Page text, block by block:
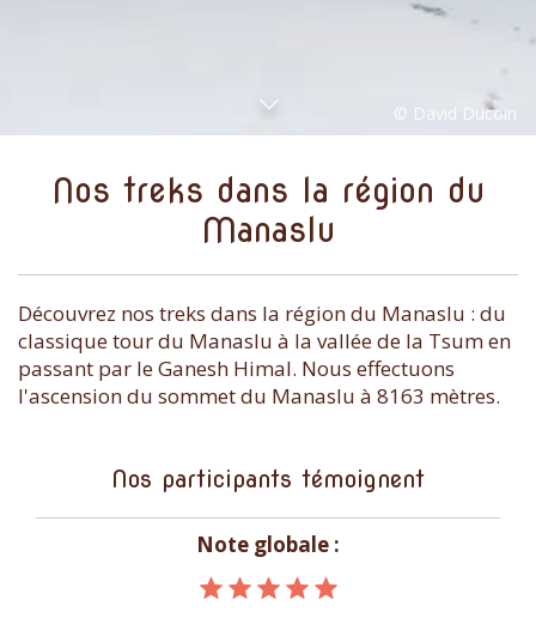
Nos treks dans la région du
Manaslu
Découvrez nos treks dans la région du Manaslu : du
classique tour du Manaslu à la vallée de la Tsum en
passant par le Ganesh Himal. Nous effectuons
l'ascension du sommet du Manaslu à 8163 mètres.
Nos participants témoignent
Note globale :